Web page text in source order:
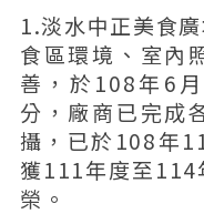
1.淡水中正美食
食區環境、室內
善，於108年6
分，廠商已完成
攝，已於108年
獲111年度至114
榮。